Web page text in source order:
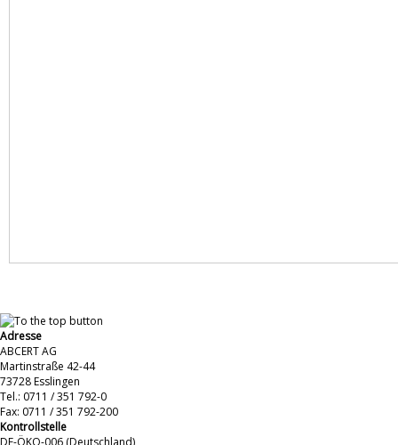
Adresse
ABCERT AG
Martinstraße 42-44
73728 Esslingen
Tel.: 0711 / 351 792-0
Fax: 0711 / 351 792-200
Kontrollstelle
DE-ÖKO-006 (Deutschland)